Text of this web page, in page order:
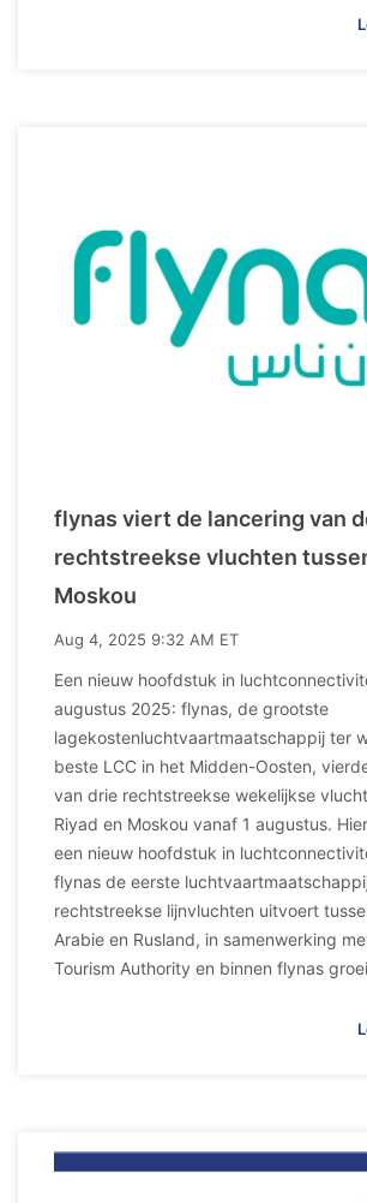
flynas viert de lancering van
rechtstreekse vluchten
Moskou
Aug 4, 2025 9:32 AM ET
Een nieuw hoofdstuk in
augustus 2025: flynas, de grootste
lagekostenluchtvaartmaatschappij ter
beste LCC in het Midden-Oosten,
van drie rechtstreekse wekelijkse
Riyad en Moskou vanaf 1 augustus.
een nieuw hoofdstuk in
flynas de eerste
rechtstreekse lijnvluchten uitvoert
Arabie en Rusland, in samenwerking
Tourism Authority en binnen flynas